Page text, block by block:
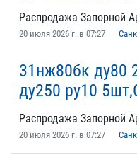
Распродажа Запорной
20 июля 2026 г. в 07:27
31нж80бк ду80
ду250 ру10
Распродажа Запорной
20 июля 2026 г. в 07:27